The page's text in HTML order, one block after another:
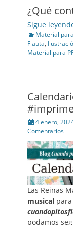
¿Qué
Sigue
Categories
Material para
Flauta,
Material para
Posted
on
4 enero,
Comentarios
Las Reinas
musical
podamos